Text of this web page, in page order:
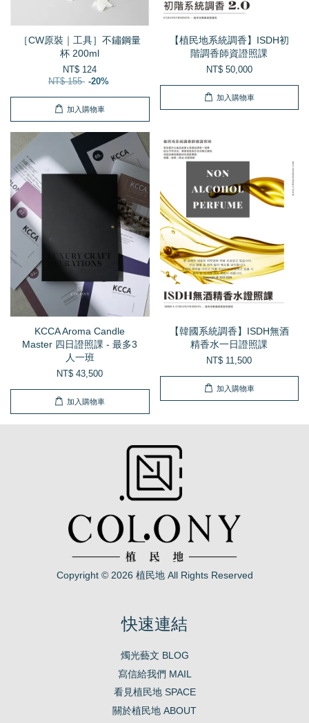
［CW原裝｜工具］不鏽鋼量
杯 200ml
NT$ 124
NT$ 155 -20%
加入購物車
【植民地系統調香】ISDH初
階調香師資證照課
NT$ 50,000
加入購物車
KCCA Aroma Candle
Master 四日證照課 - 最多3
人一班
NT$ 43,500
加入購物車
【韓國系統調香】ISDH無酒
精香水一日證照課
NT$ 11,500
加入購物車
Copyright © 2026 植民地 All Rights Reserved
快速連結
燭光藝文 BLOG
寫信給我們 MAIL
看見植民地 SPACE
關於植民地 ABOUT